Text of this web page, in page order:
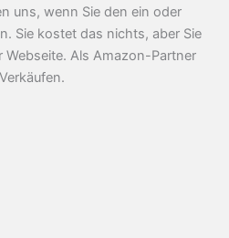
uns, wenn Sie den ein oder
Sie kostet das nichts, aber Sie
Als Amazon-Partner